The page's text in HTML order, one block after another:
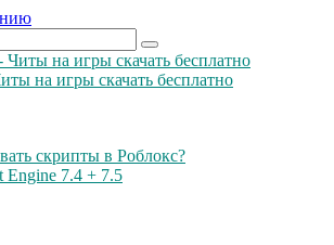
на игры скачать бесплатно
скрипты в Роблокс?
Engine 7.4 + 7.5